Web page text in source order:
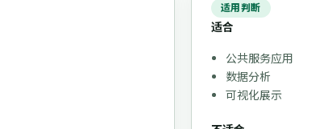
适用判断
适合
公共服务应用
数据分析
可视化展示